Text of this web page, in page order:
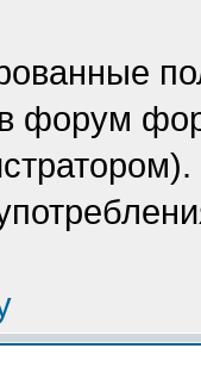
форум